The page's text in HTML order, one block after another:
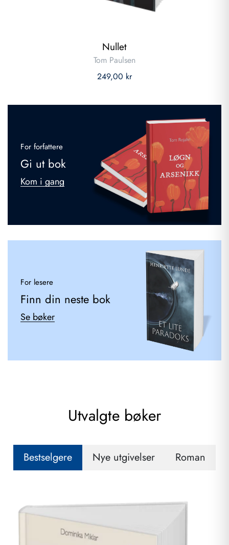
Nullet
Tom Paulsen
249,00 kr
For forfattere
Gi ut bok
Kom i gang
For lesere
Finn din neste bok
Se bøker
Utvalgte bøker
Bestselgere Nye utgivelser Roman